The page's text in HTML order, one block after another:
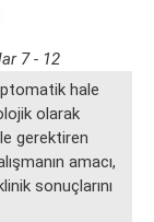
7 - 12
hale
olarak
gerektiren
amacı,
sonuçlarını